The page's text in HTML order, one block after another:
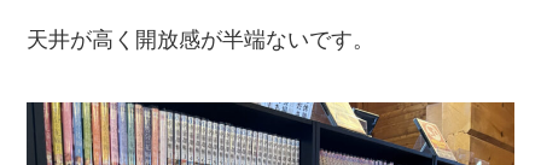
天井が高く開放感が半端ないです。